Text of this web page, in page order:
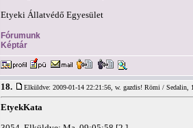
Etyeki Állatvédő Egyesület
Fórumunk
Képtár
18. Elküldve: 2009-01-14 22:21:56, w. gazdis! Römi / Sedalin,
EtyekKata